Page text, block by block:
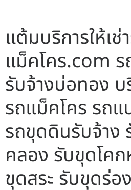
แต้มบริการให้เช่
แม็คโคร.com
รับจ้างบ่อทอง บ
รถแม็คโคร รถแ
รถขุดดินรับจ้าง
คลอง รับขุดโค
ขุดสระ รับขุดร่